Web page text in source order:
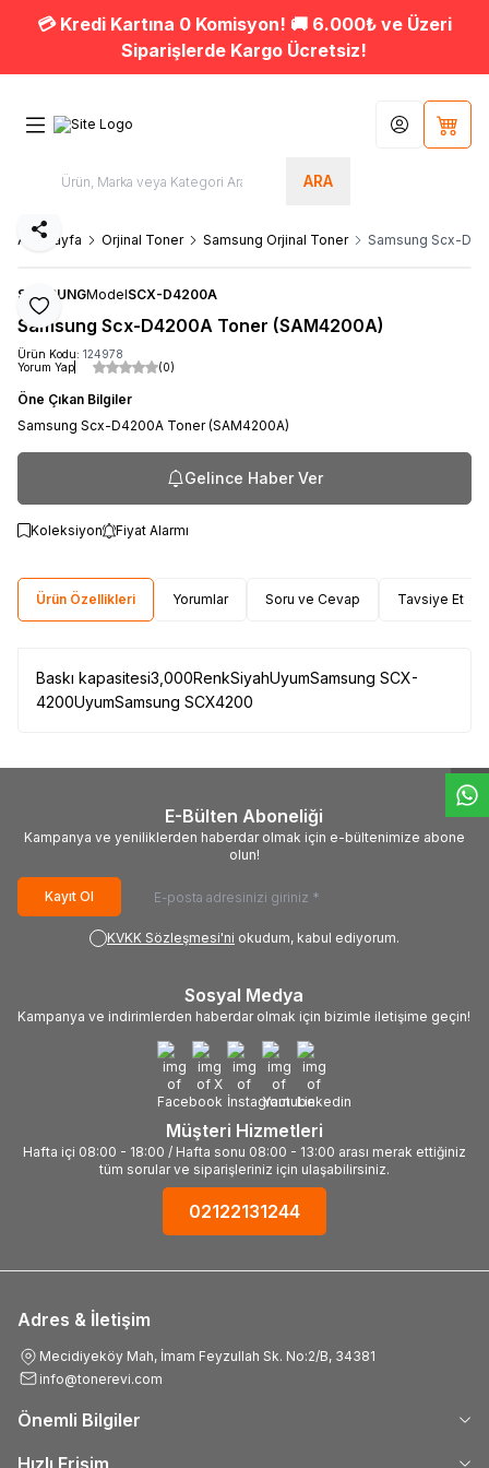
💳 Kredi Kartına 0 Komisyon! 🚚 6.000₺ ve Üzeri
Siparişlerde Kargo Ücretsiz!
ARA
Hesabım
Ana Sayfa Orjinal Toner Samsung Orjinal Toner Samsung Scx-
Favoriye Ekle
Paylaş
SAMSUNGModelSCX-D4200A
Samsung Scx-D4200A Toner (SAM4200A)
Ürün Kodu: 124978
Yorum Yap
(0)
Öne Çıkan Bilgiler
Samsung Scx-D4200A Toner (SAM4200A)
Gelince Haber Ver
Koleksiyon Fiyat Alarmı
Ürün Özellikleri Yorumlar Soru ve Cevap Tavsiye Et
Baskı kapasitesi3,000RenkSiyahUyumSamsung SCX-
4200UyumSamsung SCX4200
E-Bülten Aboneliği
Kampanya ve yeniliklerden haberdar olmak için e-bültenimize abone
olun!
Kayıt Ol
KVKK Sözleşmesi'ni okudum, kabul ediyorum.
Sosyal Medya
Kampanya ve indirimlerden haberdar olmak için bizimle iletişime geçin!
Müşteri Hizmetleri
Hafta içi 08:00 - 18:00 / Hafta sonu 08:00 - 13:00 arası merak ettiğiniz
tüm sorular ve siparişleriniz için ulaşabilirsiniz.
02122131244
Adres & İletişim
Mecidiyeköy Mah, İmam Feyzullah Sk. No:2/B, 34381
info@tonerevi.com
Önemli Bilgiler
Hızlı Erişim